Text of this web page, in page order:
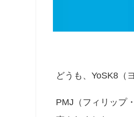
どうも、YoSK8（
PMJ（フィリップ